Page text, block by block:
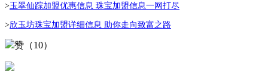
>玉翠仙踪加盟优惠信息 珠宝加盟信息一网打尽
>欣玉坊珠宝加盟详细信息 助你走向致富之路
赞（10）